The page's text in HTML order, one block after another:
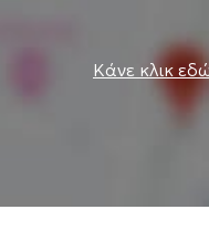
Κάνε κλικ